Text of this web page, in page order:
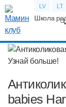
LV LT
Школа
babies